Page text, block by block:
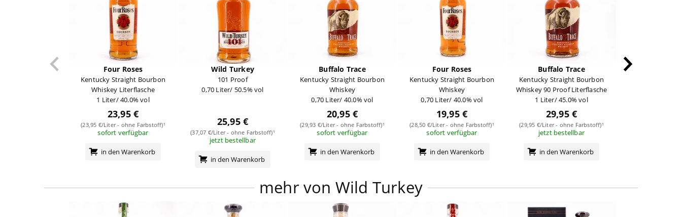
Four Roses
Kentucky Straight Bourbon
Whiskey Literflasche
1 Liter/ 40.0% vol
23,95 €
(23,95 €/Liter - ohne Farbstoff)¹
sofort verfügbar
in den Warenkorb
Wild Turkey
101 Proof
0,70 Liter/ 50.5% vol
25,95 €
(37,07 €/Liter - ohne Farbstoff)¹
jetzt bestellbar
in den Warenkorb
Buffalo Trace
Kentucky Straight Bourbon
Whiskey
0,70 Liter/ 40.0% vol
20,95 €
(29,93 €/Liter - ohne Farbstoff)¹
sofort verfügbar
in den Warenkorb
Four Roses
Kentucky Straight Bourbon
Whiskey
0,70 Liter/ 40.0% vol
19,95 €
(28,50 €/Liter - ohne Farbstoff)¹
sofort verfügbar
in den Warenkorb
Buffalo Trace
Kentucky Straight Bourbon
Whiskey 90 Proof Literflasche
1 Liter/ 45.0% vol
29,95 €
(29,95 €/Liter - ohne Farbstoff)¹
jetzt bestellbar
in den Warenkorb
mehr von Wild Turkey